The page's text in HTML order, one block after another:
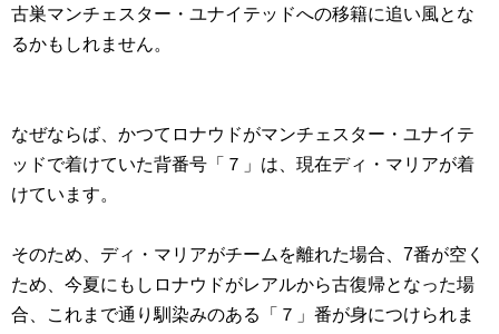
古巣マンチェスター・ユナイテッドへの移籍に追い風とな
るかもしれません。
なぜならば、かつてロナウドがマンチェスター・ユナイテ
ッドで着けていた背番号 「７」 は、現在ディ・マリアが着
けています。
そのため、ディ・マリアがチームを離れた場合、7番が空く
ため、今夏にもしロナウドがレアルから古復帰となった場
合、これまで通り馴染みのある
「７」 番が身につけられま